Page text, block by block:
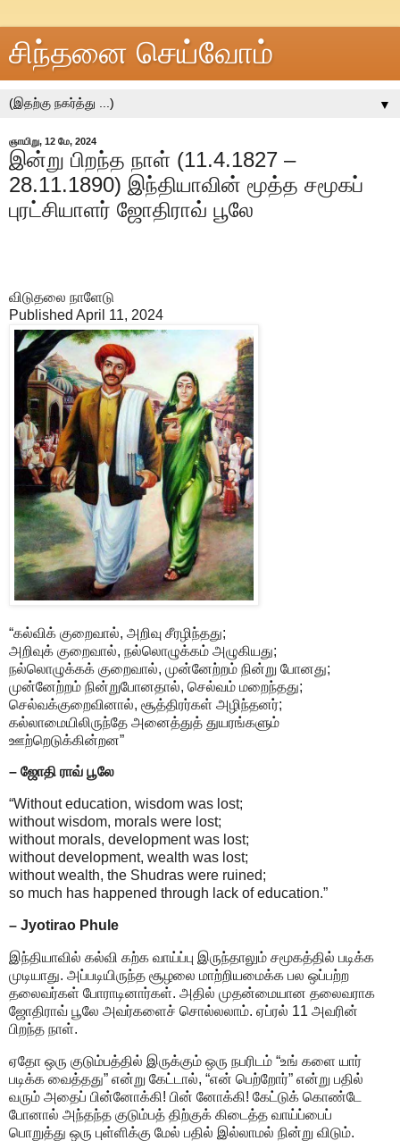
சிந்தனை செய்வோம்
▼
ஞாயிறு, 12 மே, 2024
இன்று பிறந்த நாள் (11.4.1827 –
28.11.1890) இந்தியாவின் மூத்த சமூகப்
புரட்சியாளர் ஜோதிராவ் பூலே
விடுதலை நாளேடு
Published April 11, 2024
“கல்விக் குறைவால், அறிவு சீரழிந்தது;
அறிவுக் குறைவால், நல்லொழுக்கம் அழுகியது;
நல்லொழுக்கக் குறைவால், முன்னேற்றம் நின்று போனது;
முன்னேற்றம் நின்றுபோனதால், செல்வம் மறைந்தது;
செல்வக்குறைவினால், சூத்திரர்கள் அழிந்தனர்;
கல்லாமையிலிருந்தே அனைத்துத் துயரங்களும்
ஊற்றெடுக்கின்றன”
– ஜோதி ராவ் பூலே
“Without education, wisdom was lost;
without wisdom, morals were lost;
without morals, development was lost;
without development, wealth was lost;
without wealth, the Shudras were ruined;
so much has happened through lack of education.”
– Jyotirao Phule
இந்தியாவில் கல்வி கற்க வாய்ப்பு இருந்தாலும் சமூகத்தில் படிக்க
முடியாது. அப்படியிருந்த சூழலை மாற்றியமைக்க பல ஒப்பற்ற
தலைவர்கள் போராடினார்கள். அதில் முதன்மையான தலைவராக
ஜோதிராவ் பூலே அவர்களைச் சொல்லலாம். ஏப்ரல் 11 அவரின்
பிறந்த நாள்.
ஏதோ ஒரு குடும்பத்தில் இருக்கும் ஒரு நபரிடம் “உங் களை யார்
படிக்க வைத்தது” என்று கேட்டால், “என் பெற்றோர்” என்று பதில்
வரும் அதைப் பின்னோக்கி! பின் னோக்கி! கேட்டுக் கொண்டே
போனால் அந்தந்த குடும்பத் திற்குக் கிடைத்த வாய்ப்பைப்
பொறுத்து ஒரு புள்ளிக்கு மேல் பதில் இல்லாமல் நின்று விடும்.